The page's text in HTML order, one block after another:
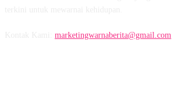
marketingwarnaberita@gmail.com